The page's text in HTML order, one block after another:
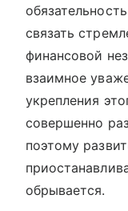
связать
финансовой
взаимное
укрепления
совершенно
поэтому
обрывается.